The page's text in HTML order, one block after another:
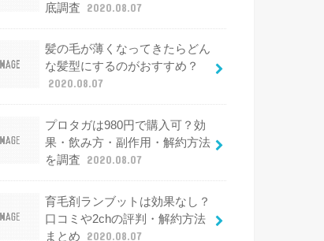
底調査
2020.08.07
髪の毛が薄くなってきたらどん
な髪型にするのがおすすめ？
2020.08.07
プロタガは980円で購入可？効
果・飲み方・副作用・解約方法
を調査
2020.08.07
育毛剤ランブットは効果なし？
口コミや2chの評判・解約方法
まとめ
2020.08.07